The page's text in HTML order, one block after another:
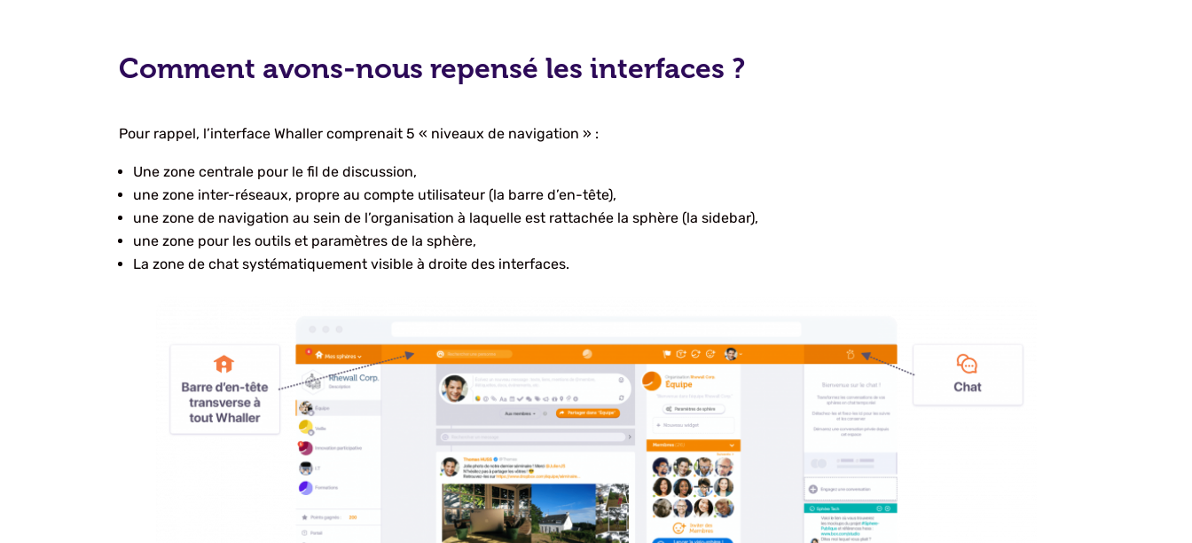
Comment avons-nous repensé les interfaces ?
Pour rappel, l’interface Whaller comprenait 5 « niveaux de navigation » :
Une zone centrale pour le fil de discussion,
une zone inter-réseaux, propre au compte utilisateur (la barre d’en-tête),
une zone de navigation au sein de l’organisation à laquelle est rattachée la sphère (la sidebar),
une zone pour les outils et paramètres de la sphère,
La zone de chat systématiquement visible à droite des interfaces.